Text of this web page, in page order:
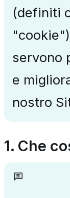
(definiti
servono
e
nostro
1. Che